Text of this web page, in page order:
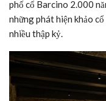
phố cổ Barcino 2.000
những phát hiện khảo
nhiều thập kỷ.